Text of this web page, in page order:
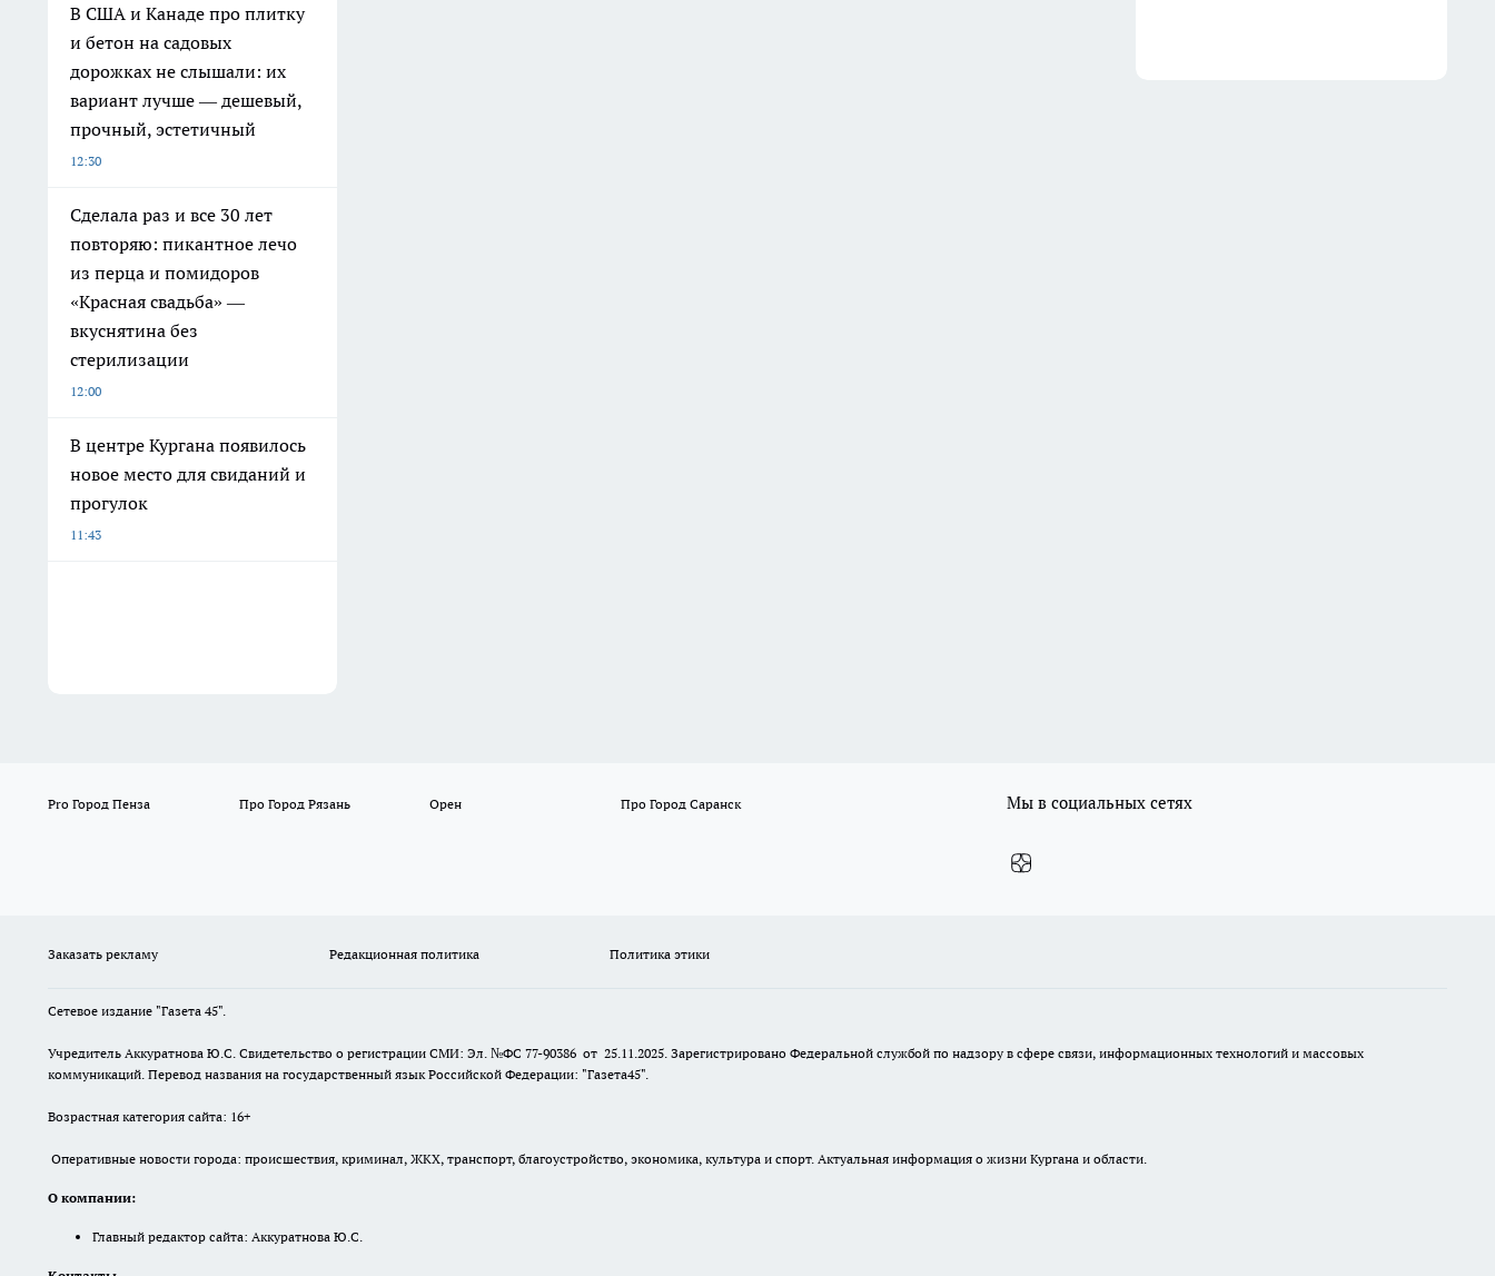
В США и Канаде про плитку
и бетон на садовых
дорожках не слышали: их
вариант лучше — дешевый,
прочный, эстетичный
12:30
Сделала раз и все 30 лет
повторяю: пикантное лечо
из перца и помидоров
«Красная свадьба» —
вкуснятина без
стерилизации
12:00
В центре Кургана появилось
новое место для свиданий и
прогулок
11:43
Pro Город Пенза Про Город Рязань Орен Про Город Саранск Мы в социальных сетях
Заказать рекламу Редакционная политика Политика этики
Сетевое издание "Газета 45".
Учредитель Аккуратнова Ю.С. Свидетельство о регистрации СМИ: Эл. №ФС 77-90386 от 25.11.2025. Зарегистрировано Федеральной службой по надзору в сфере связи, информационных технологий и массовых
коммуникаций. Перевод названия на государственный язык Российской Федерации: "Газета45".
Возрастная категория сайта: 16+
Оперативные новости города: происшествия, криминал, ЖКХ, транспорт, благоустройство, экономика, культура и спорт. Актуальная информация о жизни Кургана и области.
О компании:
Главный редактор сайта: Аккуратнова Ю.С.